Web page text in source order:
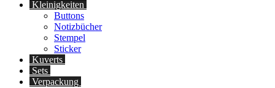
Kleinigkeiten
Buttons
Notizbücher
Stempel
Sticker
Kuverts
Sets
Verpackung